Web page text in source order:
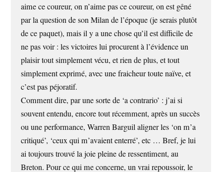
aime ce coureur, on n’aime pas ce coureur, on est gêné
par la question de son Milan de l’époque (je serais plutôt
de ce paquet), mais il y a une chose qu’il est difficile de
ne pas voir : les victoires lui procurent à l’évidence un
plaisir tout simplement vécu, et rien de plus, et tout
simplement exprimé, avec une fraicheur toute naïve, et
c’est pas péjoratif.
Comment dire, par une sorte de ‘a contrario’ : j’ai si
souvent entendu, encore tout récemment, après un succès
ou une performance, Warren Barguil aligner les ‘on m’a
critiqué’, ‘ceux qui m’avaient enterré’, etc … Bref, je lui
ai toujours trouvé la joie pleine de ressentiment, au
Breton. Pour ce qui me concerne, un vrai repoussoir, le